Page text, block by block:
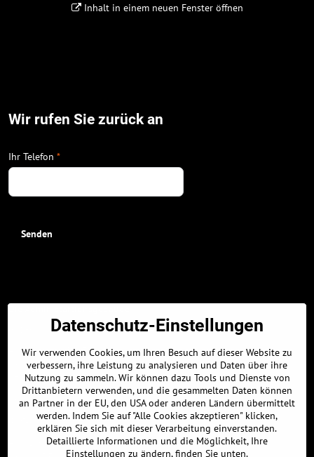
Inhalt in einem neuen Fenster öffnen
Wir rufen Sie zurück an
Ihr Telefon *
Senden
GPS-Koordinaten:
48.326896463, 17.304309011
48° 19' 36.8272672" N
17° 18' 15.5124378" E
Parkplatz :
GPS-Koordinaten:
48.326639661, 17.304968834
Datenschutz-Einstellungen
Wir verwenden Cookies, um Ihren Besuch auf dieser Website zu
verbessern, ihre Leistung zu analysieren und Daten über ihre
Nutzung zu sammeln. Wir können dazu Tools und Dienste von
Drittanbietern verwenden, und die gesammelten Daten können
an Partner in der EU, den USA oder anderen Ländern übermittelt
werden. Indem Sie auf "Alle Cookies akzeptieren" klicken,
erklären Sie sich mit dieser Verarbeitung einverstanden.
Detaillierte Informationen und die Möglichkeit, Ihre
Einstellungen zu ändern, finden Sie unten.